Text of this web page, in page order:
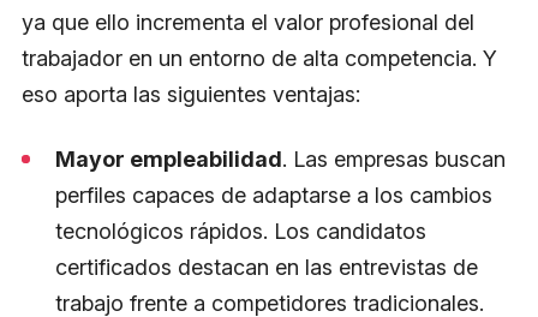
ya que ello incrementa el valor profesional del
trabajador en un entorno de alta competencia. Y
eso aporta las siguientes ventajas:
Mayor empleabilidad. Las empresas buscan
perfiles capaces de adaptarse a los cambios
tecnológicos rápidos. Los candidatos
certificados destacan en las entrevistas de
trabajo frente a competidores tradicionales.